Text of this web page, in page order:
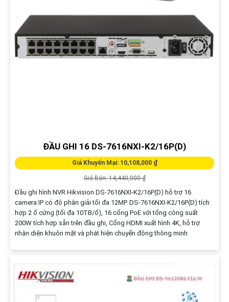
ĐẦU GHI 16 DS-7616NXI-K2/16P(D)
Giá Khuyến Mại: 10,108,000 ₫
Giá Bán: 14,440,000 ₫
Đầu ghi hình NVR Hikvision DS-7616NXI-K2/16P(D) hỗ trợ 16
camera IP có độ phân giải tối đa 12MP. DS-7616NXI-K2/16P(D) tích
hợp 2 ổ cứng (tối đa 10TB/ổ), 16 cổng PoE với tổng công suất
200W tích hợp sẵn trên đầu ghi, Cổng HDMI xuất hình 4K, hỗ trợ
nhận diện khuôn mặt và phát hiện chuyển động thông minh